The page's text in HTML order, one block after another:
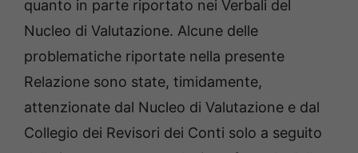
quanto in parte riportato nei Verbali del
Nucleo di Valutazione. Alcune delle
problematiche riportate nella presente
Relazione sono state, timidamente,
attenzionate dal Nucleo di Valutazione e dal
Collegio dei Revisori dei Conti solo a seguito